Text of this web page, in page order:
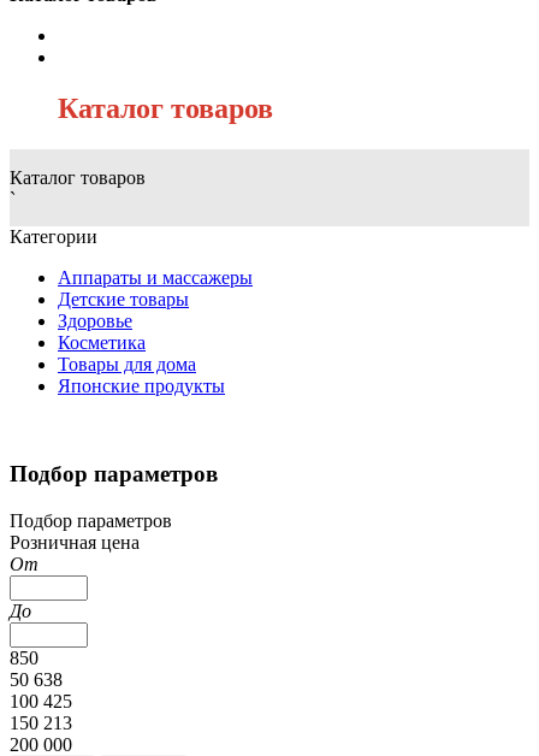
Каталог товаров
Каталог товаров
`
Категории
Аппараты и массажеры
Детские товары
Здоровье
Косметика
Товары для дома
Японские продукты
Подбор параметров
Подбор параметров
Розничная цена
От
До
850
50 638
100 425
150 213
200 000